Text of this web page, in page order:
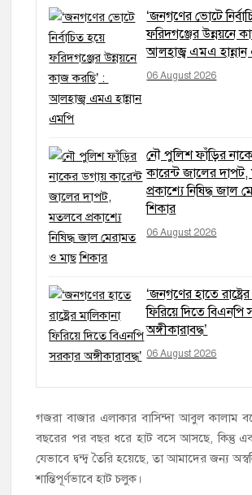
‘জনগণের ভোটে
ফরিদগঞ্জের উন্নয়নে
আলহাজ্ব এমএ
06 August 2026
নৌ পুলিশ ফাঁড়ির
কারেন্ট জালের
প্রকাশ্যে নিষিদ্ধ জাল
শিকার
06 August 2026
‘জনগণের হাতে
ফিরিয়ে দিতে বিএনপি
অঙ্গীকারাবদ্ধ’
06 August 2026
গজরা বাজার এলাকার বাসিন্দা আবুল কালাম
বছরের পর বছর ধরে হাট বসে আসছে, কিন্তু
যেভাবে দ্বন্দ্ব তৈরি হয়েছে, তা আমাদের জন্য
শান্তিপূর্ণভাবে হাট চলুক।